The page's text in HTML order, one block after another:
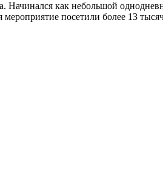
Начинался как небольшой
посетили более 13